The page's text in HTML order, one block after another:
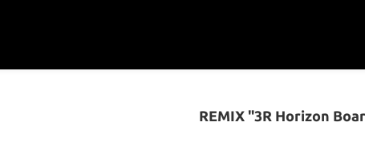
REMIX "3R Horizon